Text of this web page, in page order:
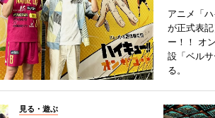
アニメ「
が正式表
ー！！ オ
設「ベル
る。
見る・遊ぶ